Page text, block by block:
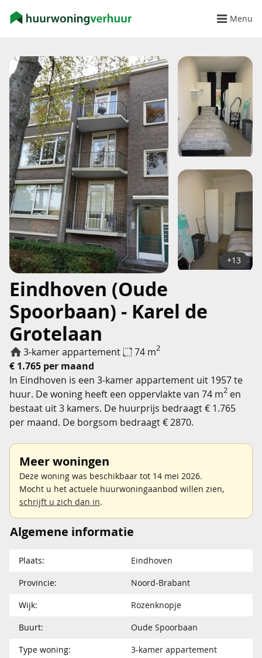
Menu
Eindhoven (Oude
Spoorbaan) - Karel de
Grotelaan
3-kamer appartement 74 m2
€ 1.765 per maand
+13
In Eindhoven is een 3-kamer appartement uit 1957 te
huur. De woning heeft een oppervlakte van 74 m2 en
bestaat uit 3 kamers. De huurprijs bedraagt € 1.765
per maand. De borgsom bedraagt € 2870.
Meer woningen
Deze woning was beschikbaar tot 14 mei 2026.
Mocht u het actuele huurwoningaanbod willen zien,
schrijft u zich dan in.
Algemene informatie
Plaats:
Eindhoven
Provincie:
Noord-Brabant
Wijk:
Rozenknopje
Buurt:
Oude Spoorbaan
Type woning:
3-kamer appartement